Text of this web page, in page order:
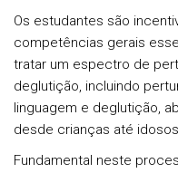
Os estudantes são
competências gerais
tratar um espectro de
deglutição, incluindo
linguagem e deglutição,
desde crianças até
Fundamental neste